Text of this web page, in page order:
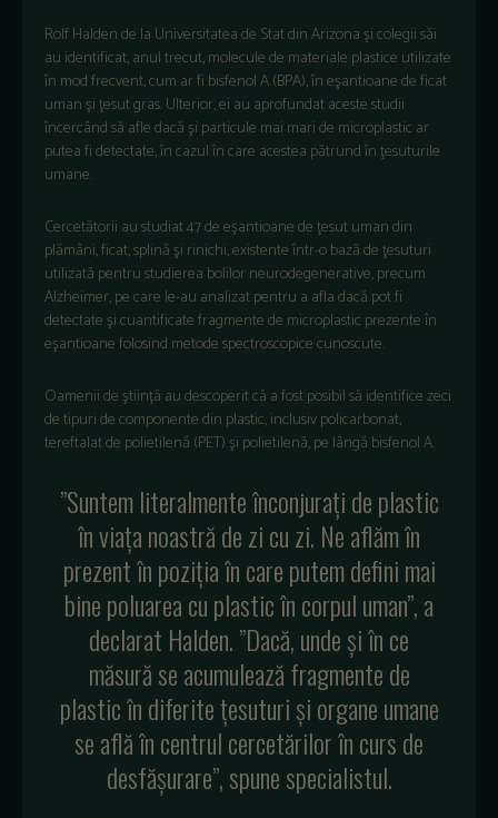
Rolf Halden de la Universitatea de Stat din Arizona şi colegii săi
au identificat, anul trecut, molecule de materiale plastice utilizate
în mod frecvent, cum ar fi bisfenol A (BPA), în eşantioane de ficat
uman şi ţesut gras. Ulterior, ei au aprofundat aceste studii
încercând să afle dacă şi particule mai mari de microplastic ar
putea fi detectate, în cazul în care acestea pătrund în ţesuturile
umane.
Cercetătorii au studiat 47 de eşantioane de ţesut uman din
plămâni, ficat, splină şi rinichi, existente într-o bază de ţesuturi
utilizată pentru studierea bolilor neurodegenerative, precum
Alzheimer, pe care le-au analizat pentru a afla dacă pot fi
detectate şi cuantificate fragmente de microplastic prezente în
eşantioane folosind metode spectroscopice cunoscute.
Oamenii de ştiinţă au descoperit că a fost posibil să identifice zeci
de tipuri de componente din plastic, inclusiv policarbonat,
tereftalat de polietilenă (PET) şi polietilenă, pe lângă bisfenol A.
”Suntem literalmente înconjuraţi de plastic
în viaţa noastră de zi cu zi. Ne aflăm în
prezent în poziţia în care putem defini mai
bine poluarea cu plastic în corpul uman”, a
declarat Halden. ”Dacă, unde şi în ce
măsură se acumulează fragmente de
plastic în diferite ţesuturi şi organe umane
se află în centrul cercetărilor în curs de
desfăşurare”, spune specialistul.